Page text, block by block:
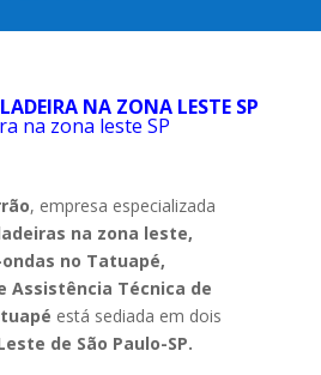
NA ZONA LESTE SP
na zona leste SP
, empresa especializada
na zona leste,
no Tatuapé,
Assistência Técnica de
está sediada em dois
de São Paulo-SP.